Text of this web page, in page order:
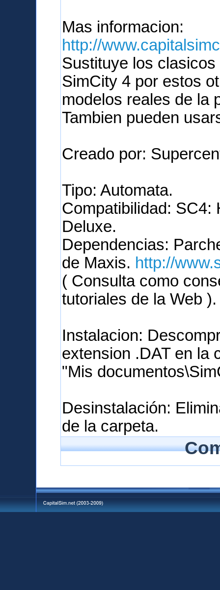
Mas informacion:
http://
Sustituye los
SimCity 4 por estos
modelos reales de la
Tambien pueden
Creado por:
Tipo: Automata.
Compatibilidad: SC4:
Deluxe.
Dependencias:
de Maxis. http://
( Consulta como
tutoriales de la Web ).
Instalacion:
extension .DAT en la
"Mis
Desinstalación:
de la carpeta.